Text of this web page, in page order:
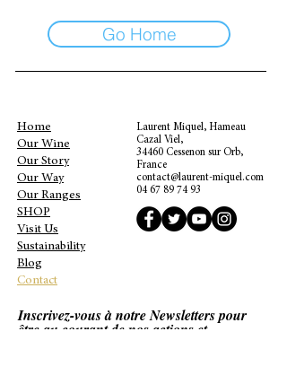
Go Home
Home
Our Wine
Our Story
Our Way
Our Ranges
SHOP
Visit Us
Sustainability
Blog
Contact
Laurent Miquel, Hameau
Cazal Viel,
34460 Cessenon sur Orb,
France
contact@laurent-miquel.com
04 67 89 74 93
Inscrivez-vous à notre Newsletters pour
être au courant de nos actions et